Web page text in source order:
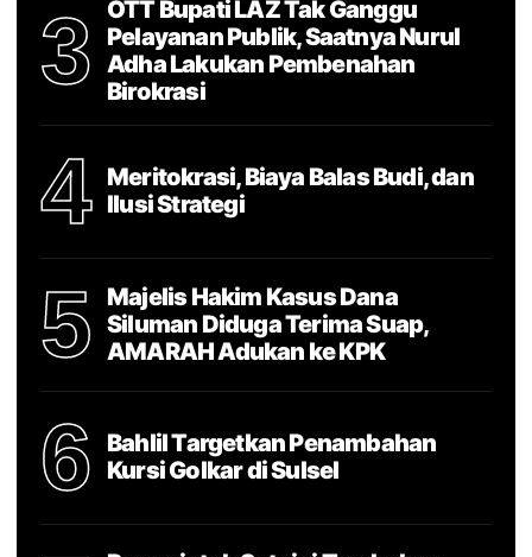
3
OTT Bupati LAZ Tak Ganggu
Pelayanan Publik, Saatnya Nurul
Adha Lakukan Pembenahan
Birokrasi
4
Meritokrasi, Biaya Balas Budi, dan
Ilusi Strategi
5
Majelis Hakim Kasus Dana
Siluman Diduga Terima Suap,
AMARAH Adukan ke KPK
6
Bahlil Targetkan Penambahan
Kursi Golkar di Sulsel